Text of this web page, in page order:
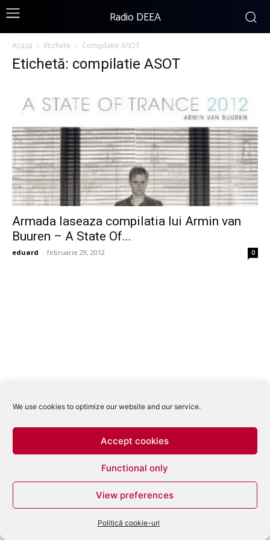
We use cookies to optimize our website and our service.
Accept cookies
Functional only
View preferences
Politică cookie-uri
Radio DEEA
Acasă Etichete Compilatie ASOT
Etichetă: compilatie ASOT
Armada laseaza compilatia lui Armin van
Buuren – A State Of...
eduard - februarie 29, 2012 0